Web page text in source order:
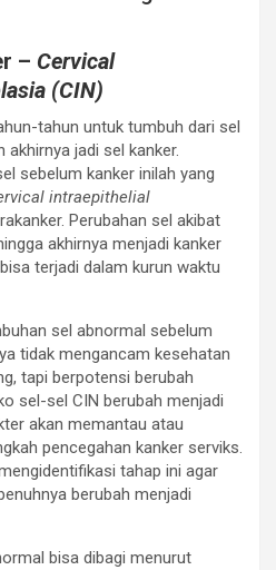
– Cervical
(CIN)
tahun untuk tumbuh dari sel
akhirnya jadi sel kanker.
sebelum kanker inilah yang
intraepithelial
Perubahan sel akibat
akhirnya menjadi kanker
terjadi dalam kurun waktu
sel abnormal sebelum
tidak mengancam kesehatan
tapi berpotensi berubah
sel-sel CIN berubah menjadi
akan memantau atau
pencegahan kanker serviks.
tahap ini agar
berubah menjadi
bisa dibagi menurut